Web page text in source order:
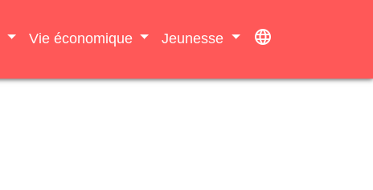
Vie économique Jeunesse language